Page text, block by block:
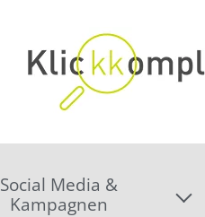
Social Media &
Kampagnen